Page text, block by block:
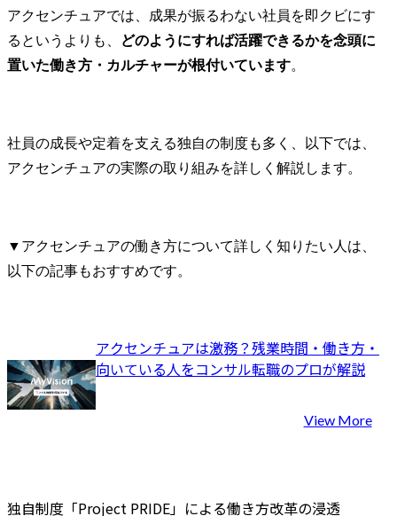
アクセンチュアでは、成果が振るわない社員を即クビにす
るというよりも、
どのようにすれば活躍できるかを念頭に
置いた働き方・カルチャーが根付いています。
社員の成長や定着を支える独自の制度も多く、以下では、
アクセンチュアの実際の取り組みを詳しく解説します。
▼アクセンチュアの働き方について詳しく知りたい人は、
以下の記事もおすすめです。
アクセンチュアは激務？残業時間・働き方・
向いている人をコンサル転職のプロが解説
View More
独自制度「Project PRIDE」による働き方改革の浸透